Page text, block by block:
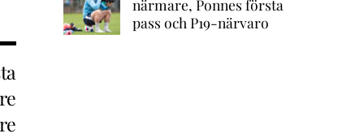
närmare, Ponnes första
pass och P19-närvaro